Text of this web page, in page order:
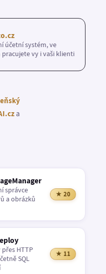
účetní systém, ve
vy i vaši klienti
a
správce
a obrázků
★ 20
HTTP
SQL
★ 11